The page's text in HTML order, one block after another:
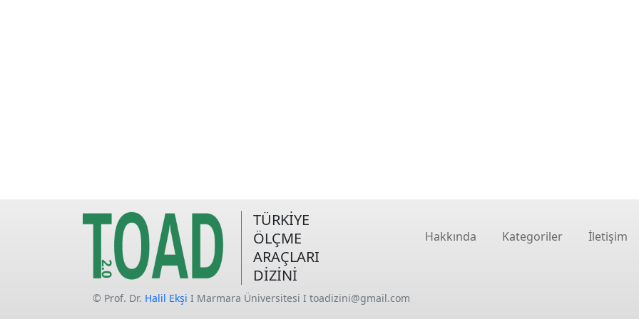
TÜRKİYE
ÖLÇME
ARAÇLARI
DİZİNİ
Hakkında Kategoriler İletişim
© Prof. Dr. Halil Ekşi I Marmara Üniversitesi I toadizini@gmail.com